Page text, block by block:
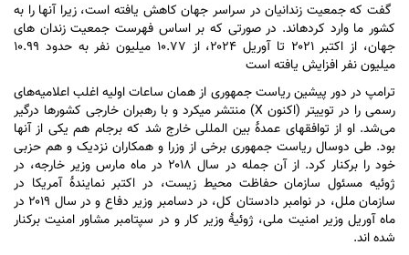
گفت که جمعیت زندانیان در سراسر جهان کاهش یافته است، زیرا آنها را به
کشور ما وارد کرده‎اند. در صورتی که بر اساس فهرست جمعیت زندان های
جهان، از اکتبر ۲۰۲۱ تا آوریل ۲۰۲۴، از ۱۰.۷۷ میلیون نفر به حدود ۱۰.۹۹
میلیون نفر افزایش یافته است
ترامپ در دور پیشین ریاست جمهوری از همان ساعات اولیه اغلب اعلامیه‌های
رسمی را در توییتر (اکنون X) منتشر می‎کرد و با رهبران خارجی کشورها درگیر
می‌شد. او از توافق‎های عمدۀ بین المللی خارج شد که برجام هم یکی از آنها
بود. طی دوسال ریاست جمهوری برخی از وزرا و همکاران نزدیک و هم حزبی
خود را برکنار کرد. از آن جمله در سال ۲۰۱۸ در ماه مارس وزیر خارجه، در
ژوئیه مسئول سازمان حفاظت محیط زیست، در اکتبر نمایندۀ آمریکا در
سازمان ملل، در نوامبر دادستان کل، در دسامبر وزیر دفاع و در سال ۲۰۱۹ در
ماه آوریل وزیر امنیت ملی، ژوئیۀ وزیر کار و در سپتامبر مشاور امنیت برکنار
شده اند.